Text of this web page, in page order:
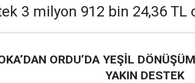
3 milyon 912 bin 24,36 TL
ORDU’DA YEŞİL
YAKIN DESTEK